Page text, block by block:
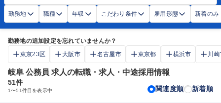
勤務地 職種 年収 こだわり条件 雇用形態 新着のみ
勤務地の追加設定を忘れていませんか？
東京23区
大阪市 名古屋市 東京都 横浜市 川
岐阜 公務員 求人の転職・求人・中途採用情報
51件
1〜51件目を表示中 関連度順 新着順